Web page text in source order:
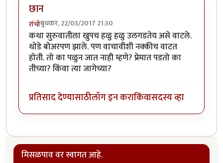
छान
रांचोबुधवार, 22/03/2017 21:30
कथा सुरुवातीला खुपच हळु हळु उलगडतेय असे वाटले.
थोडे बोअरपण झाले. पण वाचावीशी नक्कीच वाटत
होती. तो का पळुन जात नाही म्हणे? प्रेमात पडतो का
तीच्या? किंवा त्या जागेच्या?
प्रतिसाद देण्यासाठीलॉग इन कराकिंवासदस्य व्हा
मिसळपाव वर स्वागत आहे.